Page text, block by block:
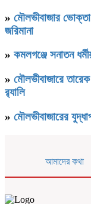
» মৌলভীবাজার
জরিমানা
» কমলগঞ্জে সনাতন
» মৌলভীবাজারে
র‌্যালি
» মৌলভীবাজারের
আমাদের কথা